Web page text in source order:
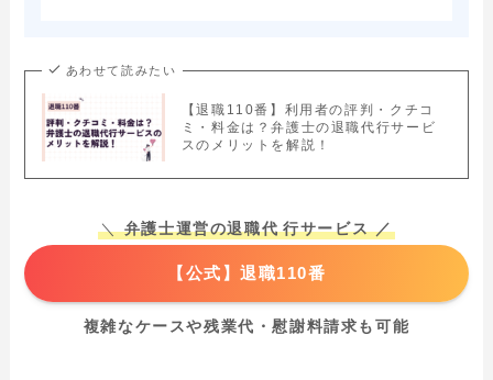
あわせて読みたい
【退職110番】利用者の評判・クチコ
ミ・料金は？弁護士の退職代行サービ
スのメリットを解説！
＼弁護士運営の退職代 行サービス ／
【公式】退職110番
複雑なケースや残業代・慰謝料請求も可能